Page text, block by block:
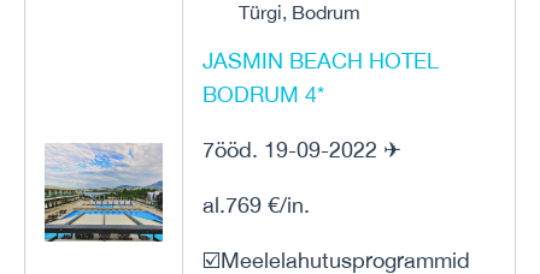
Türgi, Bodrum
JASMIN BEACH HOTEL
BODRUM 4*
7ööd. 19-09-2022 ✈
al.769 €/in.
☑️Meelelahutusprogrammid